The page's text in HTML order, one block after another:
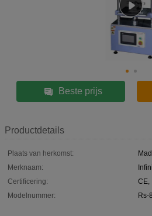
Beste prijs
Productdetails
Plaats van herkomst:
Merknaam:
Certificering:
CE,
Modelnummer:
Rs-